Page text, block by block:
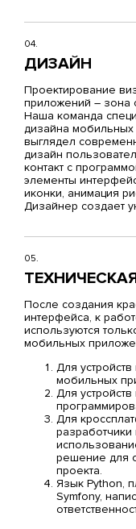
04.
ДИЗАЙН
Проектирование
приложений – зона
Наша команда
дизайна
выглядел
дизайн
контакт с
элементы
иконки, анимация
Дизайнер создает
05.
После создания
интерфейса, к
используются
мобильных
Для
мобильных
Для
Для
решение для
проекта.
Язык Python,
Symfony,